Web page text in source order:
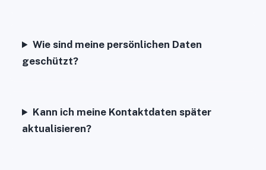
Wie sind meine persönlichen Daten
geschützt?
Kann ich meine Kontaktdaten später
aktualisieren?